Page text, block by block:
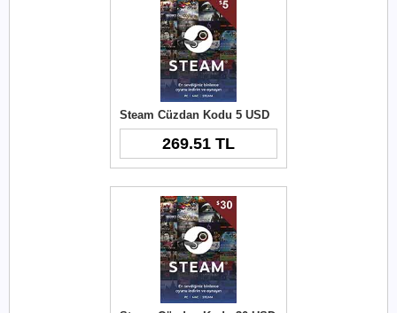
Steam Cüzdan Kodu 5 USD
269.51 TL